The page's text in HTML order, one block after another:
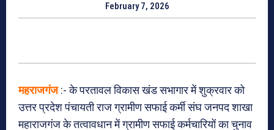
February 7, 2026
महराजगंज:- के परतावल विकास खंड सभागार में शुक्रवार को
उत्तर प्रदेश पंचायती राज ग्रामीण सफाई कर्मी संघ जनपद शाखा
महाराजगंज के तत्वावधान में ग्रामीण सफाई कर्मचारियों का चुनाव